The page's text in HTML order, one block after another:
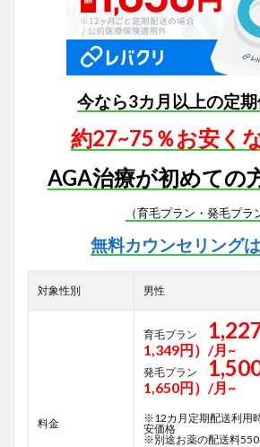
今なら3カ月以上の定
約27~75％お安く
AGA治療が初めての
（育毛プラン・発毛プラ
無料カウンセリング
対象性別 男性
料金
育毛プラン
1,349円）/月~
発毛プラン
1,650円）/月~
※12カ月定期配送利用
安価格
※別途お薬の配送料